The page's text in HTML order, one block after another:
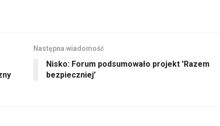
Następna wiadomość
Nisko: Forum podsumowało projekt 'Razem
bezpieczniej’